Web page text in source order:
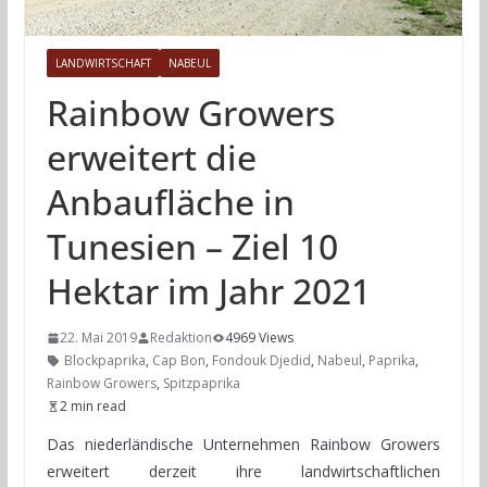
LANDWIRTSCHAFT NABEUL
Rainbow Growers
erweitert die
Anbaufläche in
Tunesien – Ziel 10
Hektar im Jahr 2021
22. Mai 2019 Redaktion
4969 Views
Blockpaprika, Cap Bon, Fondouk Djedid, Nabeul, Paprika,
Rainbow Growers, Spitzpaprika
2 min read
Das niederländische Unternehmen Rainbow Growers
erweitert derzeit ihre landwirtschaftlichen